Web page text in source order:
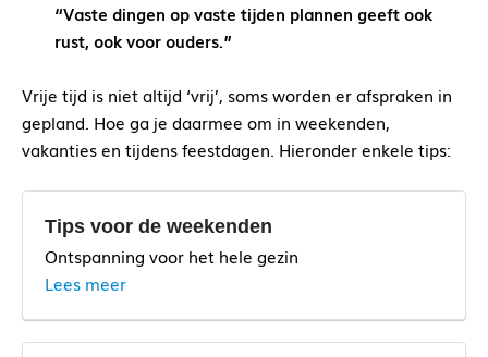
“Vaste dingen op vaste tijden plannen geeft ook
rust, ook voor ouders.”
Vrije tijd is niet altijd ‘vrij’, soms worden er afspraken in
gepland. Hoe ga je daarmee om in weekenden,
vakanties en tijdens feestdagen. Hieronder enkele tips:
Tips voor de weekenden
Ontspanning voor het hele gezin
Lees meer